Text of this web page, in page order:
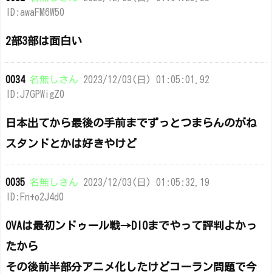
ID:awaFM6W50
2部3部は面白い
0034 名無しさん 2023/12/03(日) 01:05:01.92
ID:J7GPWigZ0
日本出てから最後の手前までずっとつまらんのがね
スタンドとかは好きやけど
0035 名無しさん 2023/12/03(日) 01:05:32.19
ID:Fn+o2J4d0
OVAは最初ンドゥール戦→DIOまでやって評判よかっ
たから
その後前半部分アニメ化したけどコーラン問題で今